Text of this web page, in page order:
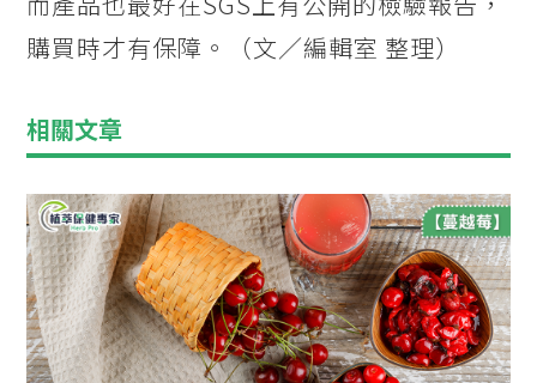
購買時才有保障。（文／編輯室 整理）
相關文章